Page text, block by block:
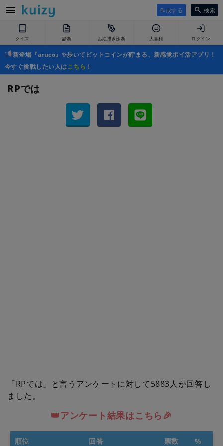
作成する 検索
クイズ 診断 お絵描き診断 大喜利 ログイン
新登場『aruco』✨歩いてビットコインが貯まる、新感覚ポイ活アプリ！
今すぐ挑戦したい人はこちら ！
RPでは
「RPでは」と言うアンケートに対して5883人が回答し
ました。
👑アンケート結果はこちら🎉
順位 回答 票数 %